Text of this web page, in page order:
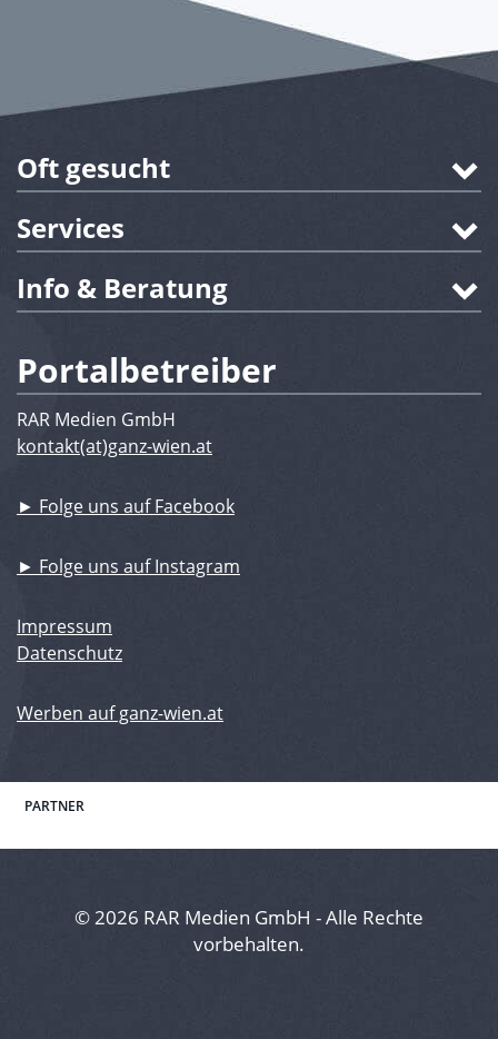
Oft gesucht
Services
Info & Beratung
Portalbetreiber
RAR Medien GmbH
kontakt(at)ganz-wien.at
► Folge uns auf Facebook
► Folge uns auf Instagram
Impressum
Datenschutz
Werben auf ganz-wien.at
PARTNER
© 2026 RAR Medien GmbH - Alle Rechte
vorbehalten.